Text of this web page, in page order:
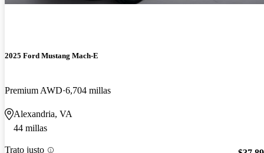
2025 Ford Mustang Mach-E
Premium AWD 6,704 millas
Alexandria, VA
44 millas
Trato justo